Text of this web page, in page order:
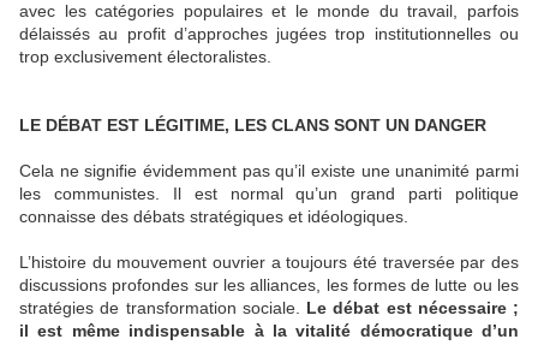
avec les catégories populaires et le monde du travail, parfois
délaissés au profit d’approches jugées trop institutionnelles ou
trop exclusivement électoralistes.
LE DÉBAT EST LÉGITIME, LES CLANS SONT UN DANGER
Cela ne signifie évidemment pas qu’il existe une unanimité parmi
les communistes. Il est normal qu’un grand parti politique
connaisse des débats stratégiques et idéologiques.
L’histoire du mouvement ouvrier a toujours été traversée par des
discussions profondes sur les alliances, les formes de lutte ou les
stratégies de transformation sociale. Le débat est nécessaire ;
il est même indispensable à la vitalité démocratique d’un